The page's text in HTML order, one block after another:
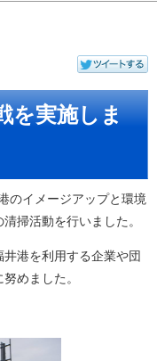
を実施しま
のイメージアップと環境
掃活動を行いました。
港を利用する企業や団
めました。